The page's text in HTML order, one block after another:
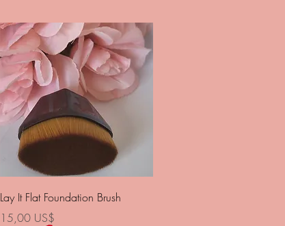
Vista rápida
Lay It Flat Foundation Brush
Precio
15,00 US$